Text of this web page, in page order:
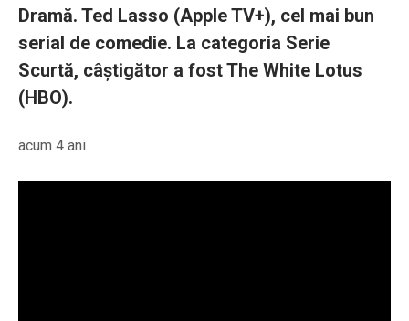
Dramă. Ted Lasso (Apple TV+), cel mai bun
serial de comedie. La categoria Serie
Scurtă, câștigător a fost The White Lotus
(HBO).
acum 4 ani